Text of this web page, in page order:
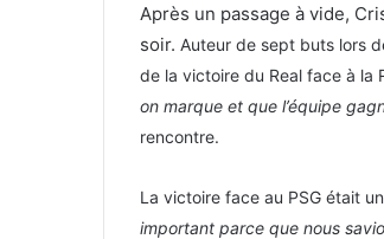
Après un passage à vide,
soir. Auteur de sept buts lors
de la victoire du Real face à la
on marque et que l’équipe
rencontre.
La victoire face au PSG était
important parce que nous